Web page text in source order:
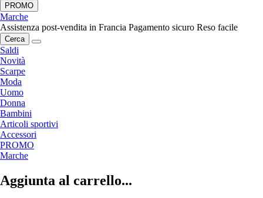
PROMO
Marche
Assistenza post-vendita in Francia Pagamento sicuro Reso facile
Cerca
Saldi
Novità
Scarpe
Moda
Uomo
Donna
Bambini
Articoli sportivi
Accessori
PROMO
Marche
Aggiunta al carrello...